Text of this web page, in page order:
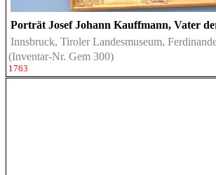
Porträt Josef Johann Kauffmann, Vater
Innsbruck, Tiroler Landesmuseum,
(Inventar-Nr. Gem 300)
1763